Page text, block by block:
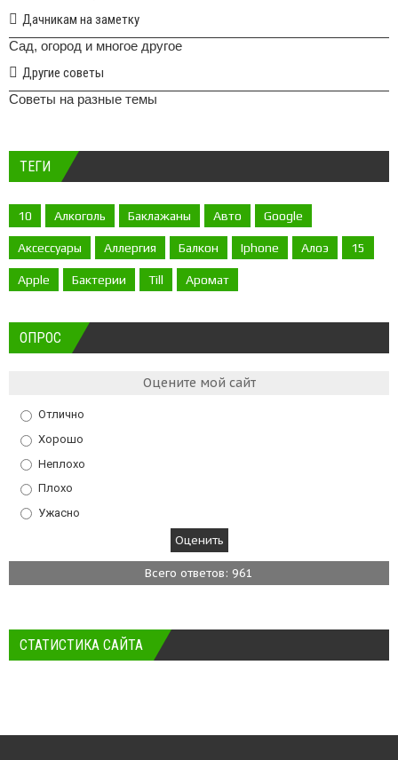
Дачникам на заметку
Сад, огород и многое другое
Другие советы
Советы на разные темы
ТЕГИ
10 Алкоголь Баклажаны Авто Google
Аксессуары Аллергия Балкон Iphone Алоэ 15
Apple Бактерии Till Аромат
ОПРОС
Оцените мой сайт
Отлично
Хорошо
Неплохо
Плохо
Ужасно
Всего ответов: 961
СТАТИСТИКА САЙТА